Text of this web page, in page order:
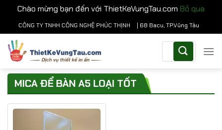
Chào mừng bạn đến với ThietKeVungTau.com Bỏ qua
Chuyển
đến
nội
dung
CÔNG TY TNHH CÔNG NGHỆ PHÚC THỊNH | 68 Bacu, TP.Vũng Tàu
kiếm:
MICA ĐỂ BÀN A5 LOẠI TỐT